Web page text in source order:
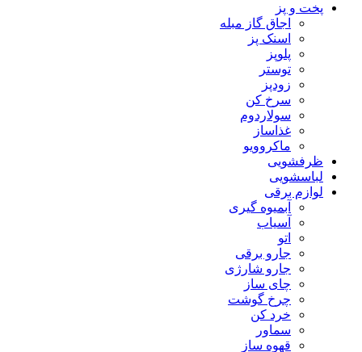
پخت و پز
اجاق گاز مبله
اسنک پز
پلوپز
توستر
زودپز
سرخ کن
سولاردوم
غذاساز
ماکروویو
ظرفشویی
لباسشویی
لوازم برقی
آبمیوه گیری
آسیاب
اتو
جارو برقی
جارو شارژی
چای ساز
چرخ گوشت
خرد کن
سماور
قهوه ساز